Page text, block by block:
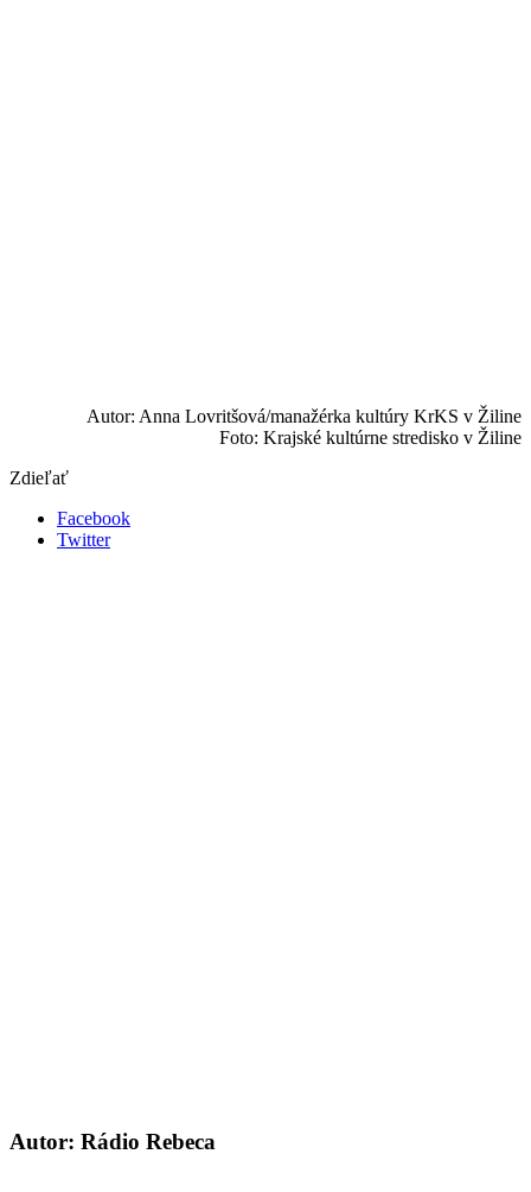
Autor: Anna Lovritšová/manažérka kultúry KrKS v Žiline
Foto: Krajské kultúrne stredisko v Žiline
Zdieľať
Facebook
Twitter
Autor: Rádio Rebeca